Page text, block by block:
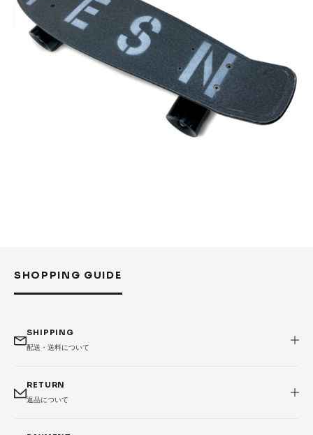
SHOPPING GUIDE
SHIPPING
配送・送料について
RETURN
返品について